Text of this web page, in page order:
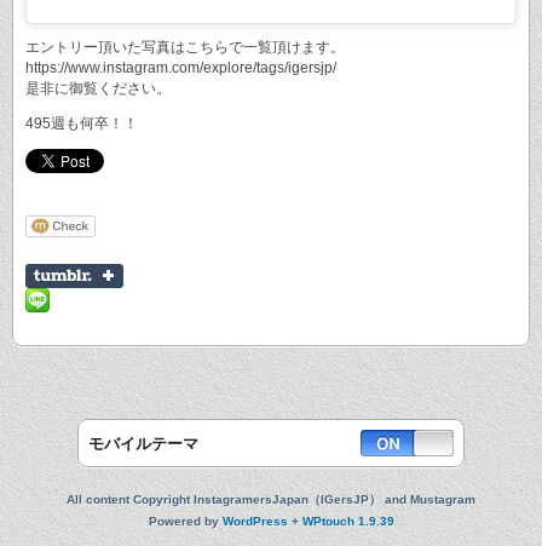
エントリー頂いた写真はこちらで一覧頂けます。
https://www.instagram.com/explore/tags/igersjp/
是非に御覧ください。
495週も何卒！！
モバイルテーマ
All content Copyright InstagramersJapan（IGersJP） and Mustagram
Powered byWordPress+WPtouch 1.9.39